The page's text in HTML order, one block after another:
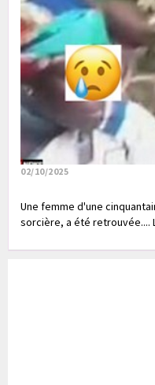
02/10/2025
Une femme d'une
sorcière, a été retrouvée....